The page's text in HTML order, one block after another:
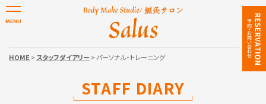
HOME >スタッフダイアリー > パーソナル・トレーニング
STAFF DIARY